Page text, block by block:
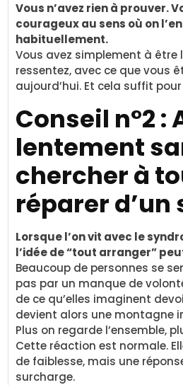
Vous n’avez rien à prouver.
courageux au sens où on
habituellement.
Vous avez simplement à être
ressentez, avec ce que vous
aujourd’hui. Et cela suffit
Conseil n°2 :
lentement
chercher à
réparer d’un
Lorsque l’on vit avec le
l’idée de “tout arranger”
Beaucoup de personnes se
pas par un manque de
de ce qu’elles imaginent
devient alors une montagne
Plus on regarde l’ensemble,
Cette réaction est normale.
de faiblesse, mais une
surcharge.